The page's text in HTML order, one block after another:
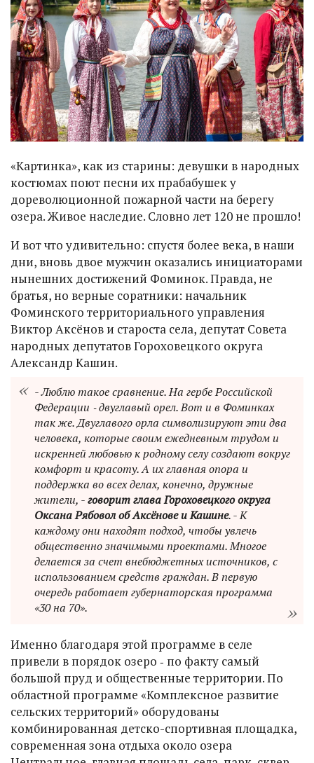
«Картинка», как из старины: девушки в народных
костюмах поют песни их прабабушек у
дореволюционной пожарной части на берегу
озера. Живое наследие. Словно лет 120 не прошло!
И вот что удивительно: спустя более века, в наши
дни, вновь двое мужчин оказались инициаторами
нынешних достижений Фоминок. Правда, не
братья, но верные соратники: начальник
Фоминского территориального управления
Виктор Аксёнов и староста села, депутат Совета
народных депутатов Гороховецкого округа
Александр Кашин.
- Люблю такое сравнение. На гербе Российской
Федерации ‑ двуглавый орел. Вот и в Фоминках
так же. Двуглавого орла символизируют эти два
человека, которые своим ежедневным трудом и
искренней любовью к родному селу создают вокруг
комфорт и красоту. А их главная опора и
поддержка во всех делах, конечно, дружные
жители, -говорит глава Гороховецкого округа
Оксана Рябовол об Аксёнове и Кашине. - К
каждому они находят подход, чтобы увлечь
общественно значимыми проектами. Многое
делается за счет внебюджетных источников, с
использованием средств граждан. В первую
очередь работает губернаторская программа
«30 на 70».
Именно благодаря этой программе в селе
привели в порядок озеро ‑ по факту самый
большой пруд и общественные территории. По
областной программе «Комплексное развитие
сельских территорий» оборудованы
комбинированная детско-спортивная площадка,
современная зона отдыха около озера